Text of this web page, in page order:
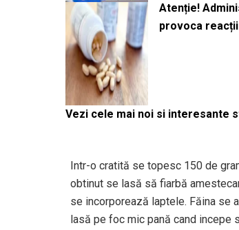
Atenție!
provoca
Vezi cele mai noi si interesante
Intr-o cratită se topesc 150 de
obtinut se lasă să fiarbă
se incorporează laptele. Făina se
lasă pe foc mic pană cand